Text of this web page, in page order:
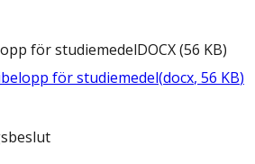
för studiemedelDOCX(56 KB)
för studiemedel(docx, 56 KB)